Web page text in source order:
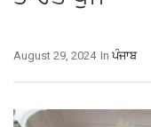
In ਪੰਜਾਬ
August 29, 2024